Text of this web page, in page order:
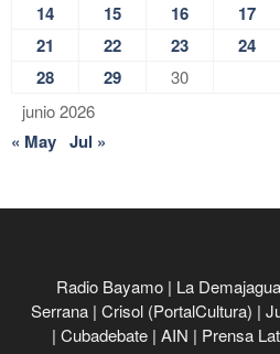
junio 2026
14
15 16 17
21
22 23 24
28
29 30
« May Jul »
Radio Bayamo | La Demajagua
Serrana | Crisol (PortalCultura) |
| Cubadebate | AIN | Prensa